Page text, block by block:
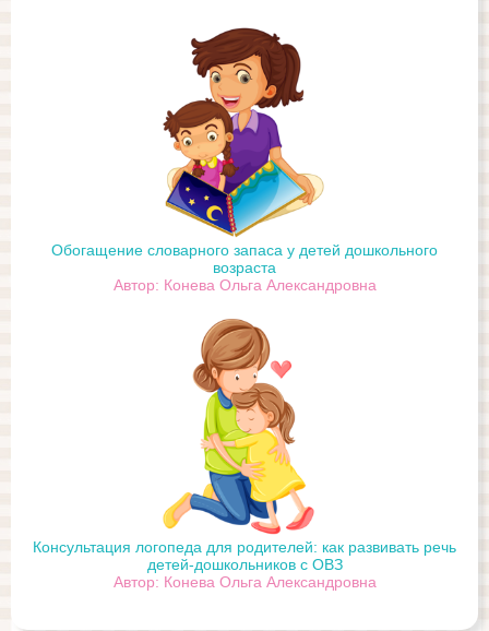
Обогащение словарного запаса у детей дошкольного
возраста
Автор: Конева Ольга Александровна
Консультация логопеда для родителей: как развивать речь
детей-дошкольников с ОВЗ
Автор: Конева Ольга Александровна